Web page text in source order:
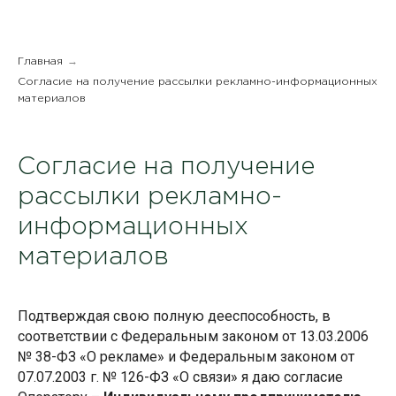
Главная →
Согласие на получение рассылки рекламно-информационных
материалов
Согласие на получение
рассылки рекламно-
информационных
материалов
Подтверждая свою полную дееспособность, в
соответствии с Федеральным законом от 13.03.2006
№ 38-ФЗ «О рекламе» и Федеральным законом от
07.07.2003 г. № 126-ФЗ «О связи» я даю согласие